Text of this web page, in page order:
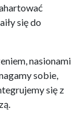
się do
nasionami
sobie,
się z